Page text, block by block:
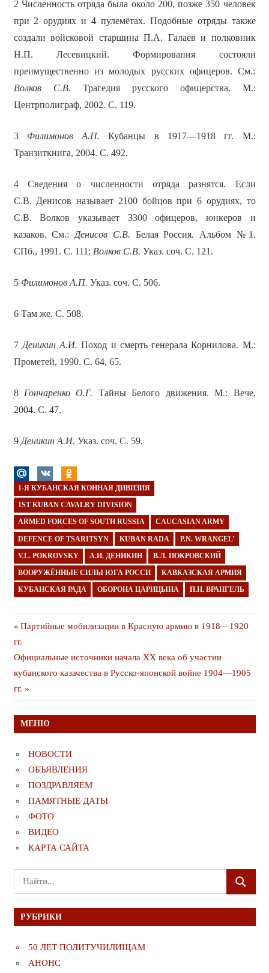
2 Численность отряда была около 200, позже 350 человек
при 2 орудиях и 4 пулемётах. Подобные отряды также
создали войсковой старшина П.А. Галаев и полковник
Н.П. Лесевицкий. Формирования состояли
преимущественно из молодых русских офицеров. См.:
Волков С.В. Трагедия русского офицерства. М.:
Центрполиграф, 2002. С. 119.
3 Филимонов А.П. Кубанцы в 1917—1918 гг. М.:
Транзиткнига, 2004. С. 492.
4 Сведения о численности отряда разнятся. Если
С.В. Денисов называет 2100 бойцов при 6 орудиях, то
С.В. Волков указывает 3300 офицеров, юнкеров и
казаков. См.: Денисов С.В. Белая Россия. Альбом №1.
СПб., 1991. С. 111; Волков С.В. Указ. соч. С. 121.
5 Филимонов А.П. Указ. соч. С. 506.
6 Там же. С. 508.
7 Деникин А.И. Поход и смерть генерала Корнилова. М.:
Прометей, 1990. С. 64, 65.
8 Гончаренко О.Г. Тайны Белого движения. М.: Вече,
2004. С. 47.
9 Деникин А.И. Указ. соч. С. 59.
1-Я КУБАНСКАЯ КОННАЯ ДИВИЗИЯ
1ST KUBAN CAVALRY DIVISION
ARMED FORCES OF SOUTH RUSSIA CAUCASIAN ARMY
DEFENCE OF TSARITSYN KUBAN RADA P.N. WRANGEL’
V.L. POKROVSKY А.И. ДЕНИКИН В.Л. ПОКРОВСКИЙ
ВООРУЖЁННЫЕ СИЛЫ ЮГА РОССИ КАВКАЗСКАЯ АРМИЯ
КУБАНСКАЯ РАДА ОБОРОНА ЦАРИЦЫНА П.Н. ВРАНГЕЛЬ
Навигация
по
записям
Предыдущая
публикация
Партийные мобилизации в Красную армию в 1918—1920
гг.
Следующая
публикация
Официальные источники начала XX века об участии
кубанского казачества в Русско-японской войне 1904—1905
гг.
МЕНЮ
НОВОСТИ
ОБЪЯВЛЕНИЯ
ПОЗДРАВЛЯЕМ
ПАМЯТНЫЕ ДАТЫ
ФОТО
ВИДЕО
КАРТА САЙТА
Поиск
для:
ПОИСК
РУБРИКИ
50 ЛЕТ ПОЛИТУЧИЛИЩАМ
АНОНС